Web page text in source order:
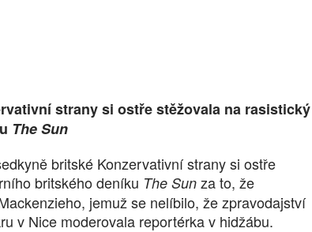
strany si ostře stěžovala na rasistický
The Sun
britské Konzervativní strany si ostře
britského deníku The Sun za to, že
jemuž se nelíbilo, že zpravodajství
v Nice moderovala reportérka v hidžábu.